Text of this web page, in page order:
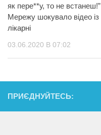
як пере**у, то не встанеш!”
Мережу шокувало відео із
лікарні
03.06.2020 В 07:02
ПРИЄДНУЙТЕСЬ: